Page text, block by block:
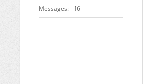
Messages 16